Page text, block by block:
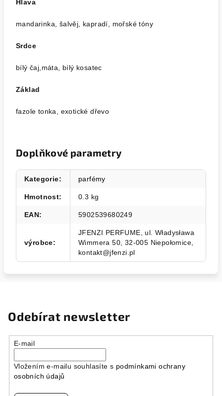
Hlava
mandarinka, šalvěj, kapradí, mořské tóny
Srdce
bílý čaj,máta, bílý kosatec
Základ
fazole tonka, exotické dřevo
Doplňkové parametry
Kategorie: parfémy
Hmotnost: 0.3 kg
EAN: 5902539680249
výrobce:
JFENZI PERFUME, ul. Władysława
Wimmera 50, 32-005 Niepołomice,
kontakt@jfenzi.pl
Odebírat newsletter
E-mail
Vložením e-mailu souhlasíte s podmínkami ochrany
osobních údajů